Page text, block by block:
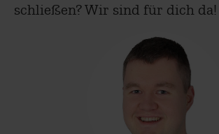
schließen? Wir sind für dich da!